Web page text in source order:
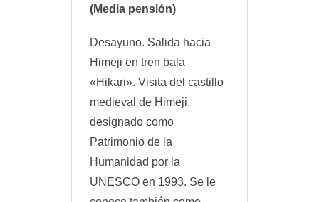
(Media pensión)
Desayuno. Salida hacia
Himeji en tren bala
«Hikari». Visita del castillo
medieval de Himeji,
designado como
Patrimonio de la
Humanidad por la
UNESCO en 1993. Se le